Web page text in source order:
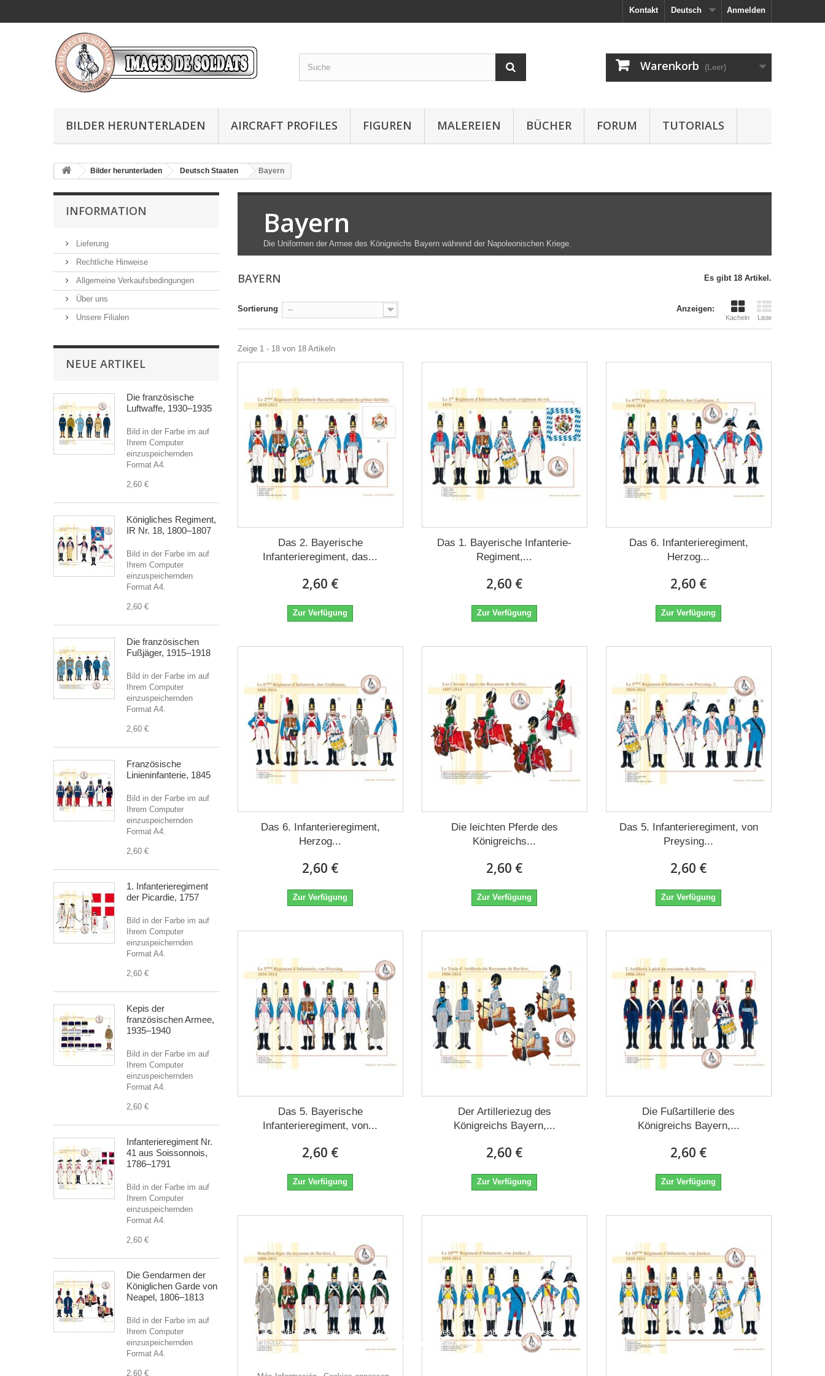
Anmelden
Deutsch
Kontakt
Warenkorb (Leer)
BILDER HERUNTERLADEN AIRCRAFT PROFILES FIGUREN MALEREIEN BÜCHER FORUM TUTORIALS
Bilder herunterladen Deutsch Staaten Bayern
INFORMATION
Lieferung
Rechtliche Hinweise
Allgemeine Verkaufsbedingungen
Über uns
Unsere Filialen
NEUE ARTIKEL
Die französische
Luftwaffe, 1930–1935
Bild in der Farbe im auf
Ihrem Computer
einzuspeichernden
Format A4.
2,60 €
Königliches Regiment,
IR Nr. 18, 1800–1807
Bild in der Farbe im auf
Ihrem Computer
einzuspeichernden
Format A4.
2,60 €
Die französischen
Fußjäger, 1915–1918
Bild in der Farbe im auf
Ihrem Computer
einzuspeichernden
Format A4.
2,60 €
Französische
Linieninfanterie, 1845
Bild in der Farbe im auf
Ihrem Computer
einzuspeichernden
Format A4.
2,60 €
1. Infanterieregiment
der Picardie, 1757
Bild in der Farbe im auf
Ihrem Computer
einzuspeichernden
Format A4.
2,60 €
Kepis der
französischen Armee,
1935–1940
Bild in der Farbe im auf
Ihrem Computer
einzuspeichernden
Format A4.
2,60 €
Infanterieregiment Nr.
41 aus Soissonnois,
1786–1791
Bild in der Farbe im auf
Ihrem Computer
einzuspeichernden
Format A4.
2,60 €
Die Gendarmen der
Königlichen Garde von
Neapel, 1806–1813
Bild in der Farbe im auf
Ihrem Computer
einzuspeichernden
Format A4.
2,60 €
Bayern
Die Uniformen der Armee des Königreichs Bayern während der Napoleonischen Kriege.
BAYERN Es gibt 18 Artikel.
Anzeigen:
Kacheln Liste
Sortierung --
Zeige 1 - 18 von 18 Artikeln
Das 2. Bayerische
Infanterieregiment, das...
2,60 €
Zur Verfügung
Das 1. Bayerische Infanterie-
Regiment,...
2,60 €
Zur Verfügung
Das 6. Infanterieregiment,
Herzog...
2,60 €
Zur Verfügung
Das 6. Infanterieregiment,
Herzog...
2,60 €
Zur Verfügung
Die leichten Pferde des
Königreichs...
2,60 €
Zur Verfügung
Das 5. Infanterieregiment, von
Preysing...
2,60 €
Zur Verfügung
Das 5. Bayerische
Infanterieregiment, von...
2,60 €
Zur Verfügung
Der Artilleriezug des
Königreichs Bayern,...
2,60 €
Zur Verfügung
Die Fußartillerie des
Königreichs Bayern,...
2,60 €
Zur Verfügung
Diese Website verwendet eigene Cookies und Cookies von Drittanbietern, um unsere
Dienste zu verbessern. Und zeigen Sie Werbung in Bezug auf Ihre Vorlieben, indem Sie
Ihre Gewohnheiten analysieren navigation. Um Ihre Zustimmung zu seiner Verwendung
zu geben, klicken Sie auf die Schaltfläche Akzeptieren.